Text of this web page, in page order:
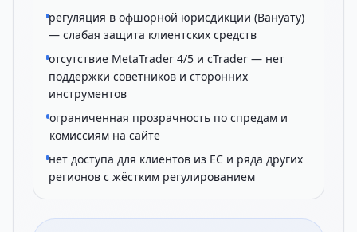
регуляция в офшорной юрисдикции (Вануату)
— слабая защита клиентских средств
отсутствие MetaTrader 4/5 и cTrader — нет
поддержки советников и сторонних
инструментов
ограниченная прозрачность по спредам и
комиссиям на сайте
нет доступа для клиентов из ЕС и ряда других
регионов с жёстким регулированием